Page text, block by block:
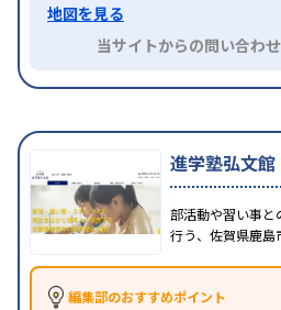
地図を見る
当サイトからの問い合わ
進学塾弘文館
部活動や習い事と
行う、佐賀県鹿島
編集部のおすすめポイント